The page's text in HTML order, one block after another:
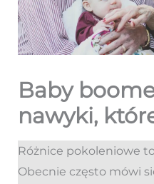
Baby
nawyki,
Różnice pokoleniowe
Obecnie często mówi